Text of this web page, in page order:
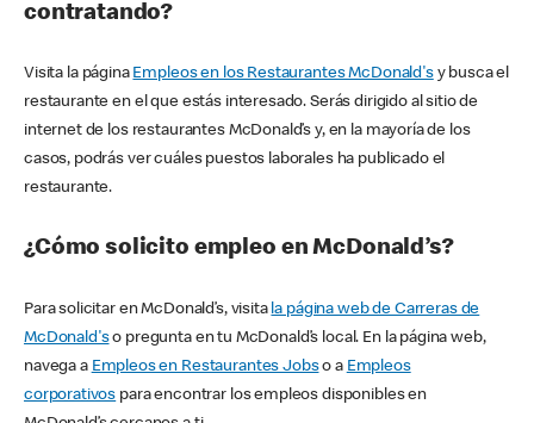
contratando?
Visita la página Empleos en los Restaurantes McDonald'sy busca el
restaurante en el que estás interesado. Serás dirigido al sitio de
internet de los restaurantes McDonald’s y, en la mayoría de los
casos, podrás ver cuáles puestos laborales ha publicado el
restaurante.
¿Cómo solicito empleo en McDonald’s?
Para solicitar en McDonald’s, visita la página web de Carreras de
McDonald'so pregunta en tu McDonald’s local. En la página web,
navega a Empleos en Restaurantes Jobso a Empleos
corporativos para encontrar los empleos disponibles en